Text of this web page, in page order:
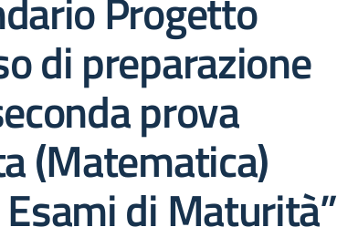
di preparazione
prova
(Matematica)
di Maturità”